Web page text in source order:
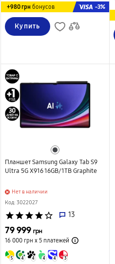
+980 грн бонусов -3%
Купить
Планшет Samsung Galaxy Tab S9
Ultra 5G X916 16GB/1TB Graphite
Нет в наличии
Код: 3022027
star star star star star_border 13
79 999 грн
16 000 грн х 5 платежей
5 4 4 4 4 3